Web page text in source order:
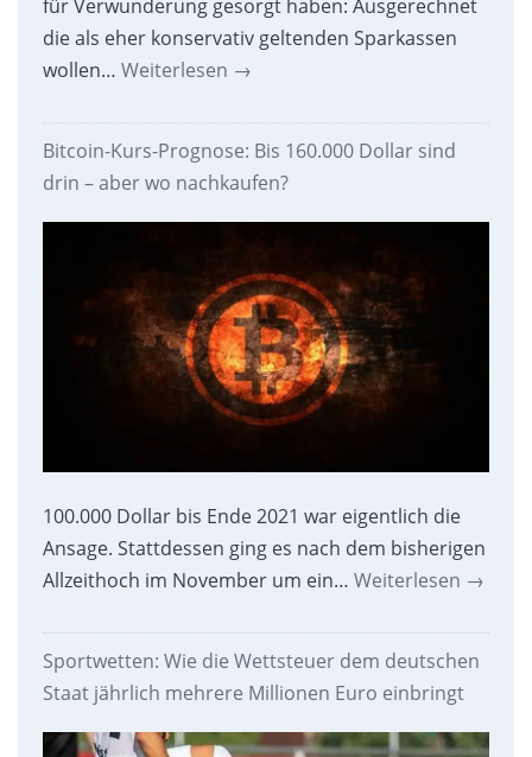
für Verwunderung gesorgt haben: Ausgerechnet
die als eher konservativ geltenden Sparkassen
wollen… Weiterlesen →
Bitcoin-Kurs-Prognose: Bis 160.000 Dollar sind
drin – aber wo nachkaufen?
100.000 Dollar bis Ende 2021 war eigentlich die
Ansage. Stattdessen ging es nach dem bisherigen
Allzeithoch im November um ein… Weiterlesen →
Sportwetten: Wie die Wettsteuer dem deutschen
Staat jährlich mehrere Millionen Euro einbringt